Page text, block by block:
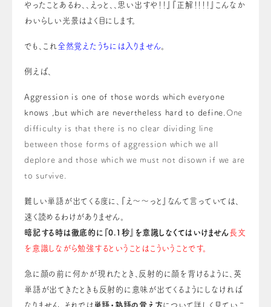
やったことあるわ、、えっと、、思い出すや！！』『正解！！！！』こんなか
わいらしい光景はよく目にします。
でも、これ全然覚えたうちには入りません。
例えば、
Aggression is one of those words which everyone
knows ,but which are nevertheless hard to define. One
difficulty is that there is no clear dividing line
between those forms of aggression which we all
deplore and those which we must not disown if we are
to survive.
難しい単語が出てくる度に、『え〜〜っと』なんて言っていては、
速く読めるわけがありません。
暗記する時は徹底的に『0.1秒』を意識しなくてはいけません長文
を意識しながら勉強するということはこういうことです。
急に顔の前に何かが現れたとき、反射的に顔を背けるように、英
単語が出てきたときも反射的に意味が出てくるようにしなければ